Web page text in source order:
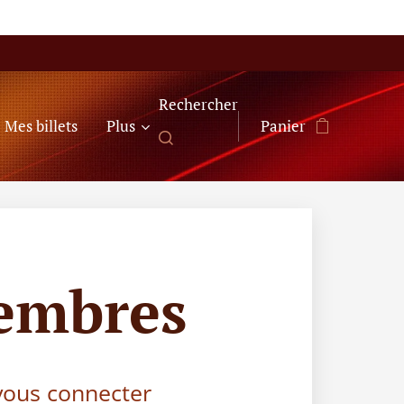
Mes billets Plus
Rechercher
Panier
connecter